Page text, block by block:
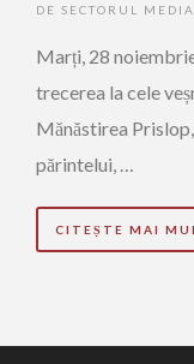
DE SECTORUL
Marți, 28
trecerea la cele
Mănăstirea
părintelui, …
CITEȘTE MAI